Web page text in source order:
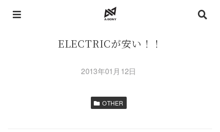
ELECTRICが安い！！
2013年01月12日
OTHER